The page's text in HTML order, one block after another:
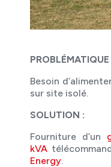
Besoin
sur site isolé.
SOLUTION :
Fourniture d’un
kVA
Energy.